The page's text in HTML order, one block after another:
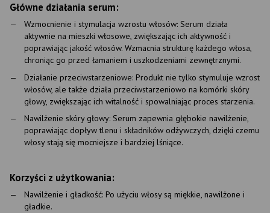
Główne działania serum:
Wzmocnienie i stymulacja wzrostu włosów: Serum działa
aktywnie na mieszki włosowe, zwiększając ich aktywność i
poprawiając jakość włosów. Wzmacnia strukturę każdego włosa,
chroniąc go przed łamaniem i uszkodzeniami zewnętrznymi.
Działanie przeciwstarzeniowe: Produkt nie tylko stymuluje wzrost
włosów, ale także działa przeciwstarzeniowo na komórki skóry
głowy, zwiększając ich witalność i spowalniając proces starzenia.
Nawilżenie skóry głowy: Serum zapewnia głębokie nawilżenie,
poprawiając dopływ tlenu i składników odżywczych, dzięki czemu
włosy stają się mocniejsze i bardziej lśniące.
Korzyści z użytkowania:
Nawilżenie i gładkość: Po użyciu włosy są miękkie, nawilżone i
gładkie.